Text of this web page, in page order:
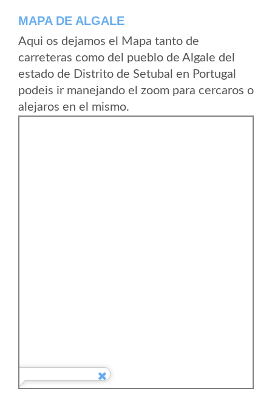
MAPA DE ALGALE
Aqui os dejamos el Mapa tanto de
carreteras como del pueblo de Algale del
estado de Distrito de Setubal en Portugal
podeis ir manejando el zoom para cercaros o
alejaros en el mismo.